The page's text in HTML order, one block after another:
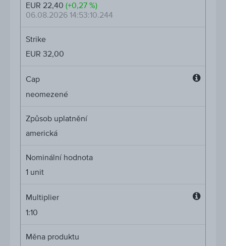
EUR 22,40 (+0,27 %)
06.08.2026 14:53:10.244
Strike
EUR 32,00
Cap
neomezené
Způsob uplatnění
americká
Nominální hodnota
1 unit
Multiplier
1:10
Měna produktu